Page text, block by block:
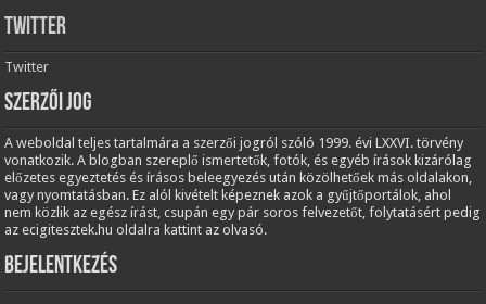
Twitter
Twitter
Szerzői jog
A weboldal teljes tartalmára a szerzői jogról szóló 1999. évi LXXVI. törvény
vonatkozik. A blogban szereplő ismertetők, fotók, és egyéb írások kizárólag
előzetes egyeztetés és írásos beleegyezés után közölhetőek más oldalakon,
vagy nyomtatásban. Ez alól kivételt képeznek azok a gyűjtőportálok, ahol
nem közlik az egész írást, csupán egy pár soros felvezetőt, folytatásért pedig
az ecigitesztek.hu oldalra kattint az olvasó.
Bejelentkezés